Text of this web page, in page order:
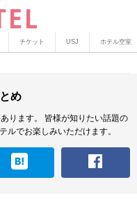
チケット USJ ホテル空室
め
ります。
皆様が知りたい話題の
ルでお楽しみいただけます。